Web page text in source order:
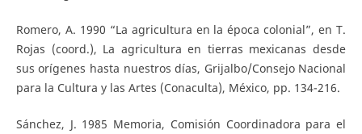
Romero, A. 1990 “La agricultura en la época colonial”, en T.
Rojas (coord.), La agricultura en tierras mexicanas desde
sus orígenes hasta nuestros días, Grijalbo/Consejo Nacional
para la Cultura y las Artes (Conaculta), México, pp. 134-216.
Sánchez, J. 1985 Memoria, Comisión Coordinadora para el